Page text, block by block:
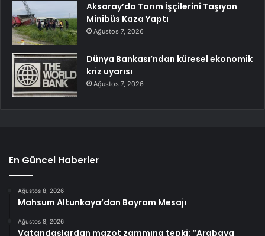
Aksaray’da Tarım İşçilerini Taşıyan
Minibüs Kaza Yaptı
Ağustos 7, 2026
Dünya Bankası’ndan küresel ekonomik
kriz uyarısı
Ağustos 7, 2026
En Güncel Haberler
Ağustos 8, 2026
Mahsum Altunkaya’dan Bayram Mesajı
Ağustos 8, 2026
Vatandaşlardan mazot zammına tepki: “Arabaya